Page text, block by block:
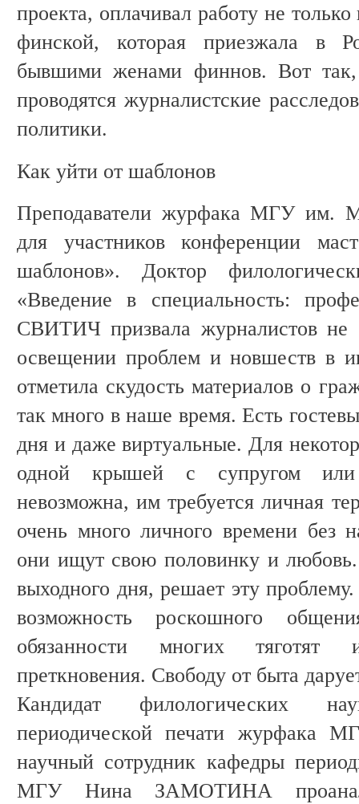
проекта, оплачивал работу не
финской, которая приезжала в
бывшими женами финнов. Вот так,
проводятся журналистские
политики.
Как уйти от шаблонов
Преподаватели журфака МГУ им.
для участников конференции
шаблонов». Доктор
«Введение в специальность:
СВИТИЧ призвала журналистов не
освещении проблем и новшеств в
отметила скудость материалов о
так много в наше время. Есть
дня и даже виртуальные. Для
одной крышей с супругом или
невозможна, им требуется личная
очень много личного времени
они ищут свою половинку и
выходного дня, решает эту
возможность роскошного
обязанности многих тяготят
преткновения. Свободу от быта
Кандидат филологических
периодической печати
научный сотрудник кафедры
МГУ Нина ЗАМОТИНА